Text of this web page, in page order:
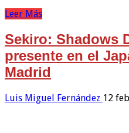
Leer Más
Sekiro: Shadows
presente en el
Madrid
Luis Miguel Fernández 12